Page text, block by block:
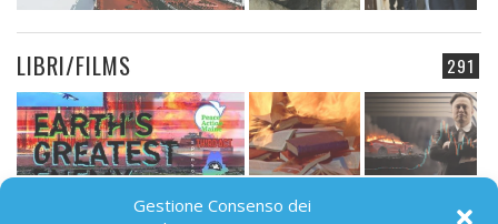
Gestione Consenso dei
291
LIBRI/FILMS